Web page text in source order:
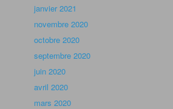
janvier 2021
novembre 2020
octobre 2020
septembre 2020
juin 2020
avril 2020
mars 2020